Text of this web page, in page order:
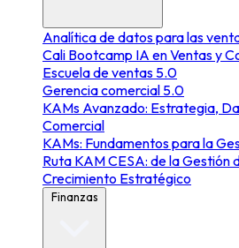
Analítica de datos para las
Cali Bootcamp IA en Ventas y
Escuela de ventas 5.0
Gerencia comercial 5.0
KAMs Avanzado: Estrategia,
Comercial
KAMs: Fundamentos para la
Ruta KAM CESA: de la Gestión
Crecimiento Estratégico
Finanzas